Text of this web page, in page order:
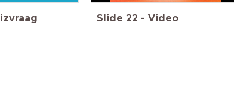
Slide 22 - Video